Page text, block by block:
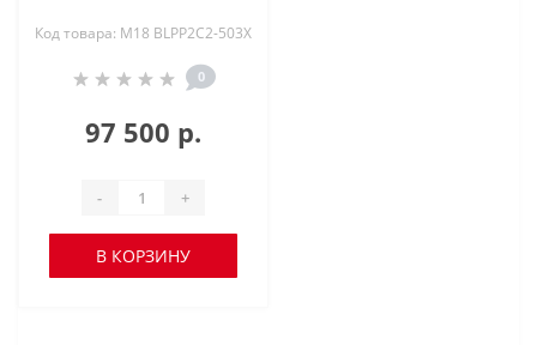
Код товара: M18 BLPP2C2-503X
0
97 500 р.
- +
В КОРЗИНУ